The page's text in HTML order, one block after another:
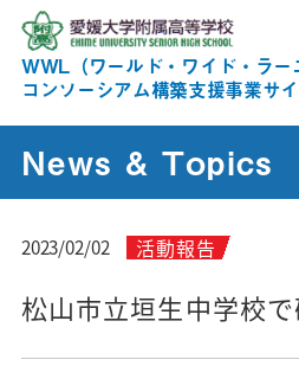
WWL（ワールド・ワイド・ラー
コンソーシアム構築支援事業サ
News & Topics
2023/02/02 活動報告
松山市立垣生中学校